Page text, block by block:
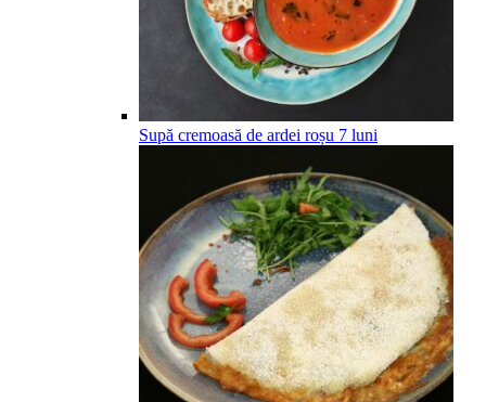
Supă cremoasă de ardei roșu 7 luni